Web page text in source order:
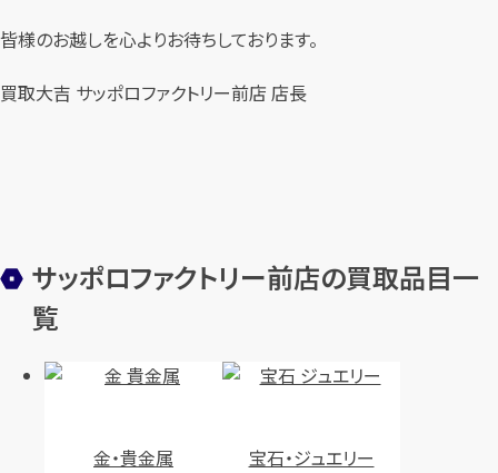
皆様のお越しを心よりお待ちしております。
買取大吉 サッポロファクトリー前店 店長
サッポロファクトリー前店の買取品目一
覧
金・貴金属 宝石・ジュエリー